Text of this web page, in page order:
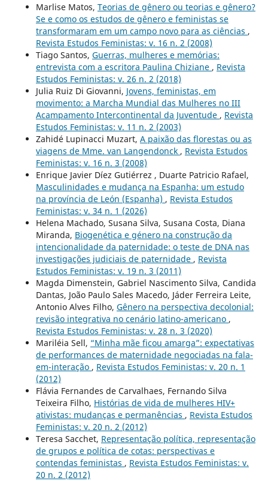
Marlise Matos, Teorias de gênero ou teorias e gênero?
Se e como os estudos de gênero e feministas se
transformaram em um campo novo para as ciências ,
Revista Estudos Feministas: v. 16 n. 2 (2008)
Tiago Santos, Guerras, mulheres e memórias:
entrevista com a escritora Paulina Chiziane , Revista
Estudos Feministas: v. 26 n. 2 (2018)
Julia Ruiz Di Giovanni, Jovens, feministas, em
movimento: a Marcha Mundial das Mulheres no III
Acampamento Intercontinental da Juventude , Revista
Estudos Feministas: v. 11 n. 2 (2003)
Zahidé Lupinacci Muzart, A paixão das florestas ou as
viagens de Mme. van Langendonck , Revista Estudos
Feministas: v. 16 n. 3 (2008)
Enrique Javier Díez Gutiérrez , Duarte Patricio Rafael,
Masculinidades e mudança na Espanha: um estudo
na província de León (Espanha) , Revista Estudos
Feministas: v. 34 n. 1 (2026)
Helena Machado, Susana Silva, Susana Costa, Diana
Miranda, Biogenética e género na construção da
intencionalidade da paternidade: o teste de DNA nas
investigações judiciais de paternidade , Revista
Estudos Feministas: v. 19 n. 3 (2011)
Magda Dimenstein, Gabriel Nascimento Silva, Candida
Dantas, João Paulo Sales Macedo, Jáder Ferreira Leite,
Antonio Alves Filho, Gênero na perspectiva decolonial:
revisão integrativa no cenário latino-americano ,
Revista Estudos Feministas: v. 28 n. 3 (2020)
Mariléia Sell, “Minha mãe ficou amarga”: expectativas
de performances de maternidade negociadas na fala-
em-interação , Revista Estudos Feministas: v. 20 n. 1
(2012)
Flávia Fernandes de Carvalhaes, Fernando Silva
Teixeira Filho, Histórias de vida de mulheres HIV+
ativistas: mudanças e permanências , Revista Estudos
Feministas: v. 20 n. 2 (2012)
Teresa Sacchet, Representação política, representação
de grupos e política de cotas: perspectivas e
contendas feministas , Revista Estudos Feministas: v.
20 n. 2 (2012)